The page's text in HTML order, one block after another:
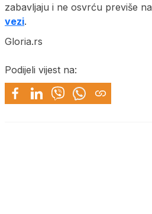
zabavljaju i ne osvrću previše na
vezi.
Gloria.rs
Podijeli vijest na: